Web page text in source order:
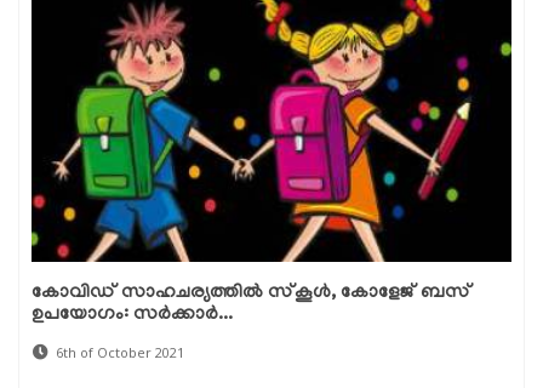
കോവിഡ് സാഹചര്യത്തില്‍ സ്‌കൂള്‍, കോളേജ് ബസ്
ഉപയോഗം: സര്‍ക്കാര്‍...
6th of October 2021